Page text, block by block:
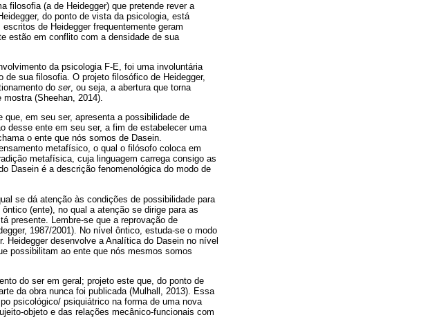
filosofia (a de Heidegger) que pretende rever a
do ponto de vista da psicologia, está
de Heidegger frequentemente geram
estão em conflito com a densidade de sua
da psicologia F-E, foi uma involuntária
sua filosofia. O projeto filosófico de Heidegger,
do ser, ou seja, a abertura que torna
(Sheehan, 2014).
que, em seu ser, apresenta a possibilidade de
desse ente em seu ser, a fim de estabelecer uma
o ente que nós somos de Dasein.
metafísico, o qual o filósofo coloca em
metafísica, cuja linguagem carrega consigo as
Dasein é a descrição fenomenológica do modo de
se dá atenção às condições de possibilidade para
(ente), no qual a atenção se dirige para as
presente. Lembre-se que a reprovação de
1987/2001). No nível ôntico, estuda-se o modo
desenvolve a Analítica do Dasein no nível
possibilitam ao ente que nós mesmos somos
do ser em geral; projeto este que, do ponto de
da obra nunca foi publicada (Mulhall, 2013). Essa
psicológico/ psiquiátrico na forma de uma nova
objeto e das relações mecânico-funcionais com